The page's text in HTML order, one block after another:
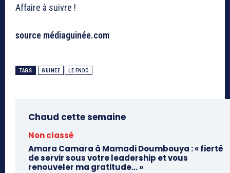
Affaire à suivre !
source médiaguinée.com
TAGS GUINEE LE FNDC
Chaud cette semaine
Non classé
Amara Camara à Mamadi Doumbouya : « fierté
de servir sous votre leadership et vous
renouveler ma gratitude… »